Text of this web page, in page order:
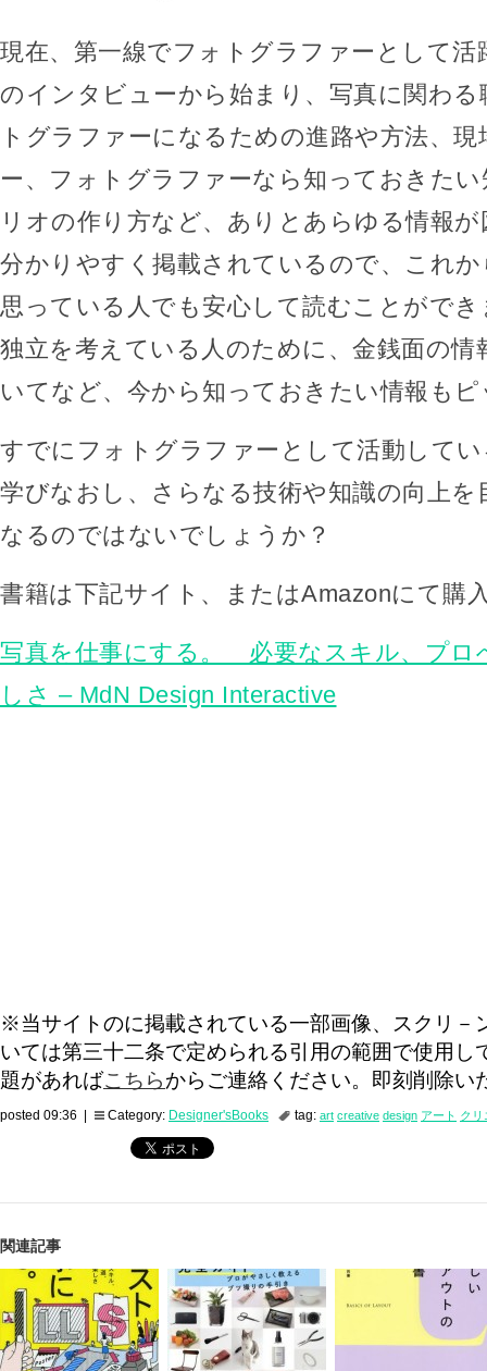
現在、第一線でフォトグラファーとして活
のインタビューから始まり、写真に関わる
トグラファーになるための進路や方法、
ー、フォトグラファーなら知っておきた
リオの作り方など、ありとあらゆる情報
分かりやすく掲載されているので、これ
思っている人でも安心して読むことがで
独立を考えている人のために、金銭面の
いてなど、今から知っておきたい情報も
すでにフォトグラファーとして活動して
学びなおし、さらなる技術や知識の向上
なるのではないでしょうか？
書籍は下記サイト、またはAmazonにて購
写真を仕事にする。 必要なスキル、プロ
しさ – MdN Design Interactive
※当サイトのに掲載されている一部画像、スクリ－
いては第三十二条で定められる引用の範囲で使用し
題があればこちらからご連絡ください。即刻削除い
posted 09:36 | Category: Designer'sBooks tag: art creative design アート クリ
関連記事